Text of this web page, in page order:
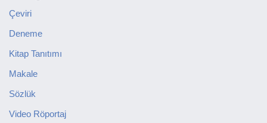
Çeviri
Deneme
Kitap Tanıtımı
Makale
Sözlük
Video Röportaj